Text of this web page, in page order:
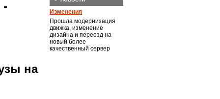
на
Изменения
Прошла модернизация
движка, изменение
дизайна и переезд на
новый более
качественный сервер